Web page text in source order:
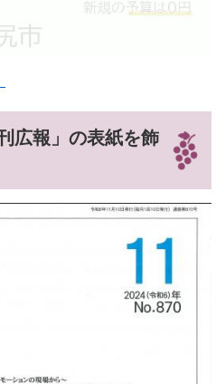
広報」の表紙を飾